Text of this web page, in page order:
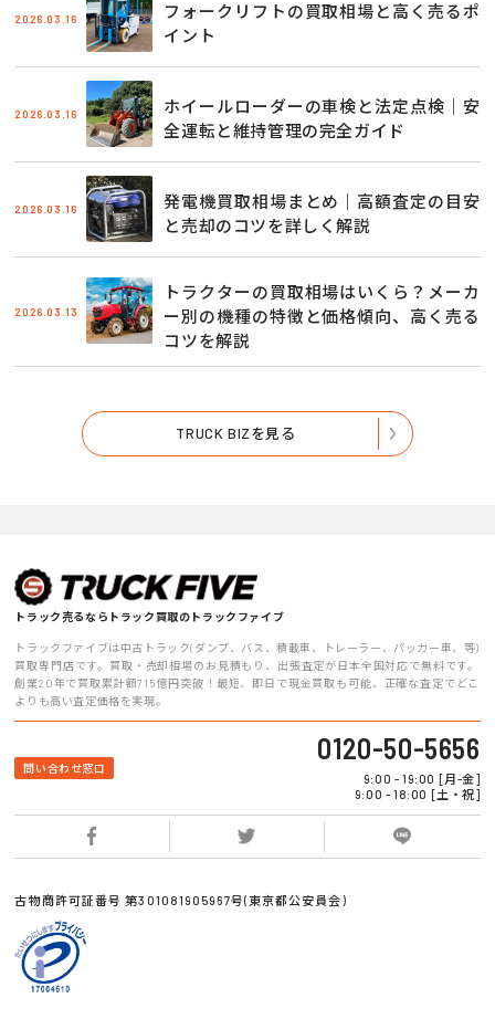
2026.03.16
フォークリフトの買取相場と高く売るポ
イント
2026.03.16
ホイールローダーの車検と法定点検｜安
全運転と維持管理の完全ガイド
2026.03.16
発電機買取相場まとめ｜高額査定の目安
と売却のコツを詳しく解説
2026.03.13
トラクターの買取相場はいくら？メーカ
ー別の機種の特徴と価格傾向、高く売る
コツを解説
TRUCK BIZを見る
トラック売るならトラック買取のトラックファイブ
トラックファイブは中古トラック(ダンプ、バス、積載車、トレーラー、パッカー車、等)
買取専門店です。買取・売却相場のお見積もり、出張査定が日本全国対応で無料です。
創業20年で買取累計額715億円突破！最短、即日で現金買取も可能、正確な査定でどこ
よりも高い査定価格を実現。
問い合わせ窓口
0120-50-5656
9:00 - 19:00 [月-金]
9:00 - 18:00 [土・祝]
古物商許可証番号 第301081905967号(東京都公安員会)